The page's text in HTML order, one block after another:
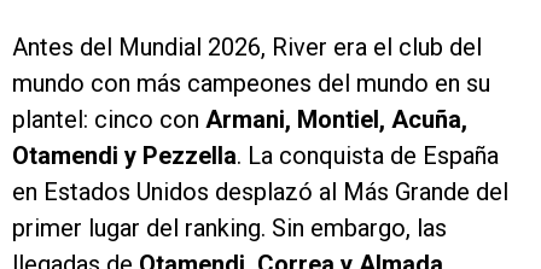
Antes del Mundial 2026, River era el club del
mundo con más campeones del mundo en su
plantel: cinco con Armani, Montiel, Acuña,
Otamendi y Pezzella. La conquista de España
en Estados Unidos desplazó al Más Grande del
primer lugar del ranking. Sin embargo, las